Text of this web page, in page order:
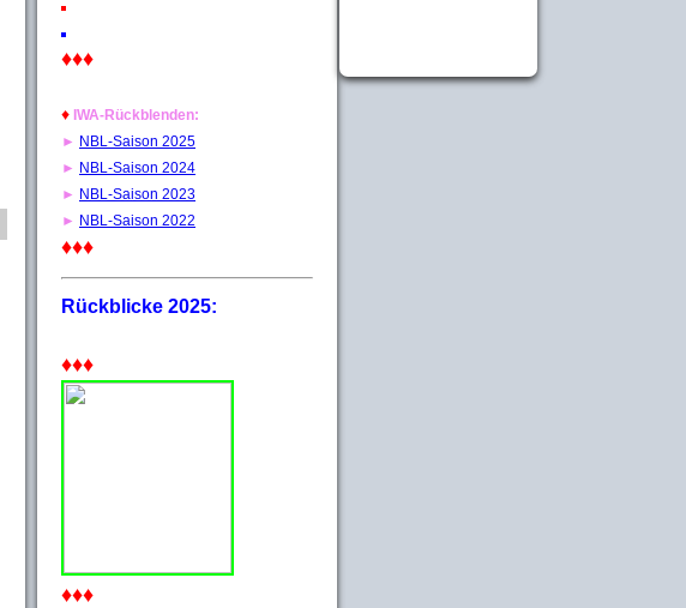
♦♦♦
♦ IWA-Rückblenden:
► NBL-Saison 2025
► NBL-Saison 2024
► NBL-Saison 2023
► NBL-Saison 2022
♦♦♦
Rückblicke 2025:
♦♦♦
♦♦♦